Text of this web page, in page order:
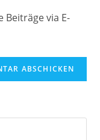
Beiträge via E-